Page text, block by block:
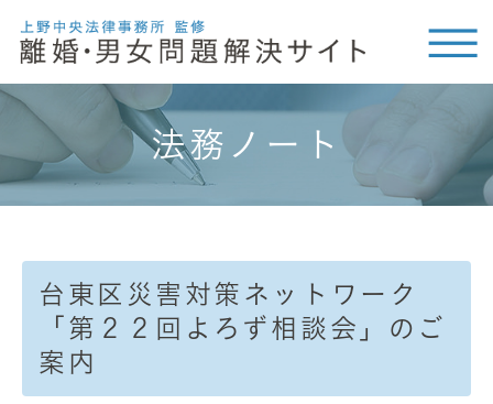
法務ノート
台東区災害対策ネットワーク
「第２２回よろず相談会」のご
案内